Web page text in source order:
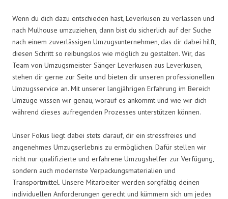
Wenn du dich dazu entschieden hast, Leverkusen zu verlassen und
nach Mulhouse umzuziehen, dann bist du sicherlich auf der Suche
nach einem zuverlässigen Umzugsunternehmen, das dir dabei hilft,
diesen Schritt so reibungslos wie möglich zu gestalten. Wir, das
Team von Umzugsmeister Sänger Leverkusen aus Leverkusen,
stehen dir gerne zur Seite und bieten dir unseren professionellen
Umzugsservice an. Mit unserer langjährigen Erfahrung im Bereich
Umzüge wissen wir genau, worauf es ankommt und wie wir dich
während dieses aufregenden Prozesses unterstützen können.
Unser Fokus liegt dabei stets darauf, dir ein stressfreies und
angenehmes Umzugserlebnis zu ermöglichen. Dafür stellen wir
nicht nur qualifizierte und erfahrene Umzugshelfer zur Verfügung,
sondern auch modernste Verpackungsmaterialien und
Transportmittel. Unsere Mitarbeiter werden sorgfältig deinen
individuellen Anforderungen gerecht und kümmern sich um jedes